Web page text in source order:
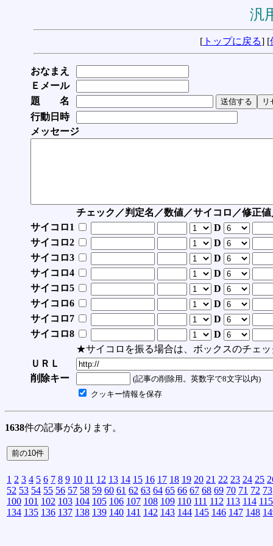
汎
[ トップに戻る] [
おなまえ
Ｅメール
題 名
行動日時
メッセージ
チェック／判定名／数値／サイコロ／修正
サイコロ1
D
サイコロ2
D
サイコロ3
D
サイコロ4
D
サイコロ5
D
サイコロ6
D
サイコロ7
D
サイコロ8
D
★サイコロを振る場合は、ボックスのチェッ
ＵＲＬ
削除キー
(記事の削除用。英数字で8文字以内)
クッキー情報を保存
1638件の記事があります。
1 2 3 4 5 6 7 8 9 10 11 12 13 14 15 16 17 18 19 20 21 22 23 24 25
52 53 54 55 56 57 58 59 60 61 62 63 64 65 66 67 68 69 70 71 72 73
100 101 102 103 104 105 106 107 108 109 110 111 112 113 114 115
134 135 136 137 138 139 140 141 142 143 144 145 146 147 148